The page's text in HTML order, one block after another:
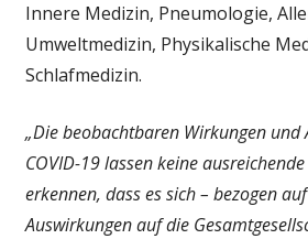
Innere Medizin, Pneumologie,
Umweltmedizin, Physikalische
Schlafmedizin.
„Die beobachtbaren Wirkungen und
COVID-19 lassen keine
erkennen, dass es sich – bezogen
Auswirkungen auf die